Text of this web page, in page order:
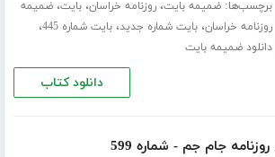
برچسب‌ها:ضمیمه بایت،روزنامه خراسان،بایت،ضمیمه
روزنامه خراسان،بایت شماره جدید،بایت شماره 445 ،
دانلود ضمیمه بایت
دانلود کتاب
جام جم - شماره 599